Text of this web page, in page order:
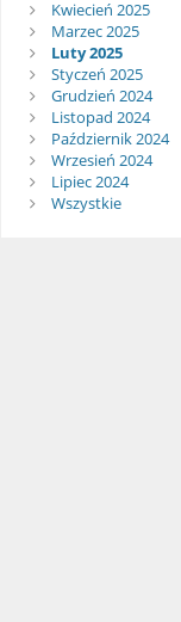
Kwiecień 2025
Marzec 2025
Luty 2025
Styczeń 2025
Grudzień 2024
Listopad 2024
Październik 2024
Wrzesień 2024
Lipiec 2024
Wszystkie